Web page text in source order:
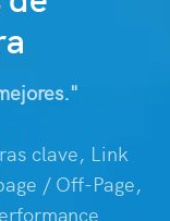
clave, Link
/ Off-Page,